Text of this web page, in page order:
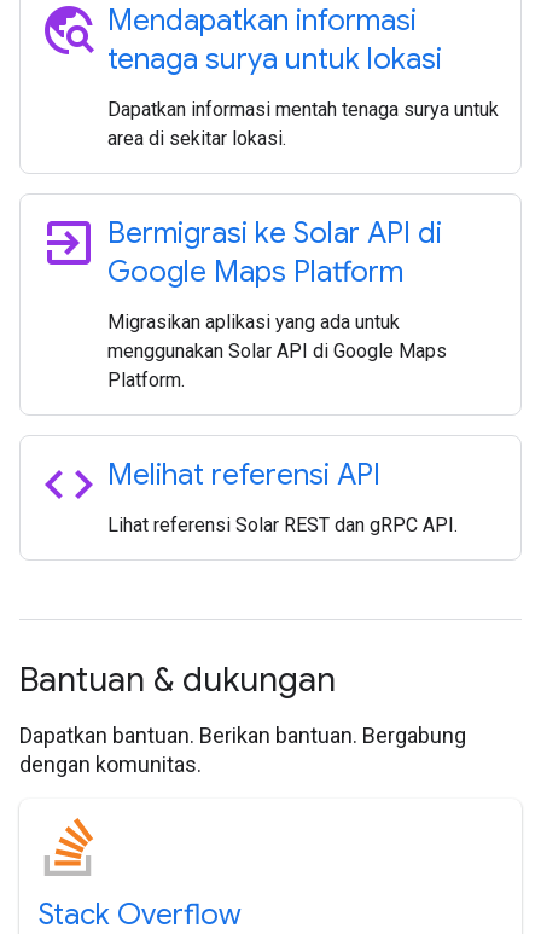
travel_explore Mendapatkan informasi
tenaga surya untuk lokasi
Dapatkan informasi mentah tenaga surya untuk
area di sekitar lokasi.
exit_to_app Bermigrasi ke Solar API di
Google Maps Platform
Migrasikan aplikasi yang ada untuk
menggunakan Solar API di Google Maps
Platform.
code Melihat referensi API
Lihat referensi Solar REST dan gRPC API.
Bantuan & dukungan
Dapatkan bantuan. Berikan bantuan. Bergabung
dengan komunitas.
Stack Overflow